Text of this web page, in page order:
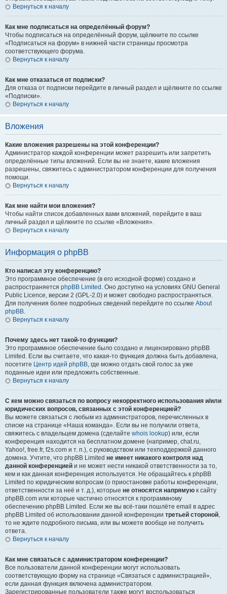
Вернуться к началу
Как мне подписаться на определённый форум?
Чтобы подписаться на определённый форум, щёлкните по ссылке
«Подписаться на форум» в нижней части страницы просмотра
соответствующего форума.
Вернуться к началу
Как мне отказаться от подписки?
Для отказа от подписки перейдите в личный раздел и щёлкните по ссылке
«Подписки».
Вернуться к началу
Вложения
Какие вложения разрешены на этой конференции?
Администратор каждой конференции может разрешить или запретить
определённые типы вложений. Если вы не знаете, какие вложения
разрешены, свяжитесь с администратором конференции для получения
помощи.
Вернуться к началу
Как мне найти мои вложения?
Чтобы найти список добавленных вами вложений, перейдите в ваш
личный раздел и щёлкните по ссылке «Вложения».
Вернуться к началу
Информация о phpBB
Кто написал эту конференцию?
Это программное обеспечение (в его исходной форме) создано и
распространяется phpBB Limited . Оно доступно на условиях GNU General
Public Licence, версии 2 (GPL-2.0) и может свободно распространяться.
Для получения более подробных сведений перейдите по ссылке About
phpBB.
Вернуться к началу
Почему здесь нет такой-то функции?
Это программное обеспечение было создано и лицензировано phpBB
Limited. Если вы считаете, что какая-то функция должна быть добавлена,
посетите Центр идей phpBB, где можно отдать свой голос за уже
поданные идеи или предложить собственные.
Вернуться к началу
С кем можно связаться по вопросу некорректного использования и/или
юридических вопросов, связанных с этой конференцией?
Вы можете связаться с любым из администраторов, перечисленных в
списке на странице «Наша команда». Если вы не получили ответа,
свяжитесь с владельцем домена (сделайте whois lookup) или, если
конференция находится на бесплатном домене (например, chat.ru,
Yahoo!, free.fr, f2s.com и т. п.), с руководством или техподдержкой данного
домена. Учтите, что phpBB Limited не имеет никакого контроля над
данной конференцией и не может нести никакой ответственности за то,
кем и как данная конференция используется. Не обращайтесь к phpBB
Limited по юридическим вопросам (о приостановке работы конференции,
ответственности за неё и т. д.), которые не относятся напрямую к сайту
phpBB.com или которые частично относятся к программному
обеспечению phpBB Limited. Если же вы всё-таки пошлёте email в адрес
phpBB Limited об использовании данной конференции третьей стороной,
то не ждите подробного письма, или вы можете вообще не получить
ответа.
Вернуться к началу
Как мне связаться с администратором конференции?
Все пользователи данной конференции могут использовать
соответствующую форму на странице «Связаться с администрацией»,
если данная функция включена администратором.
Зарегистрированные пользователи также могут воспользоваться